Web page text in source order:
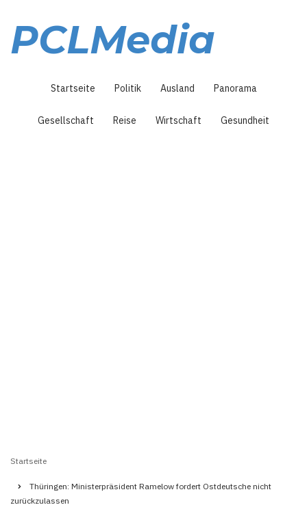
Inhalt
PCLMedia
Startseite Politik Ausland Panorama
Gesellschaft Reise Wirtschaft Gesundheit
Startseite
Thüringen: Ministerpräsident Ramelow fordert Ostdeutsche nicht
zurückzulassen